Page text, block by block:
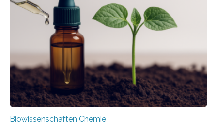
Art einer neuen Gattung beschrieben werden und trägt
nun den Namen Cretosabethes primaevus. Dieser erste
fossile Nachweis einer Stechmückenlarve in Bernstein
stellt gleichzeitig den ersten Fossilfund einer
Mückenlarve aus dem Mesozoikum dar, denn…
Biowissenschaften Chemie